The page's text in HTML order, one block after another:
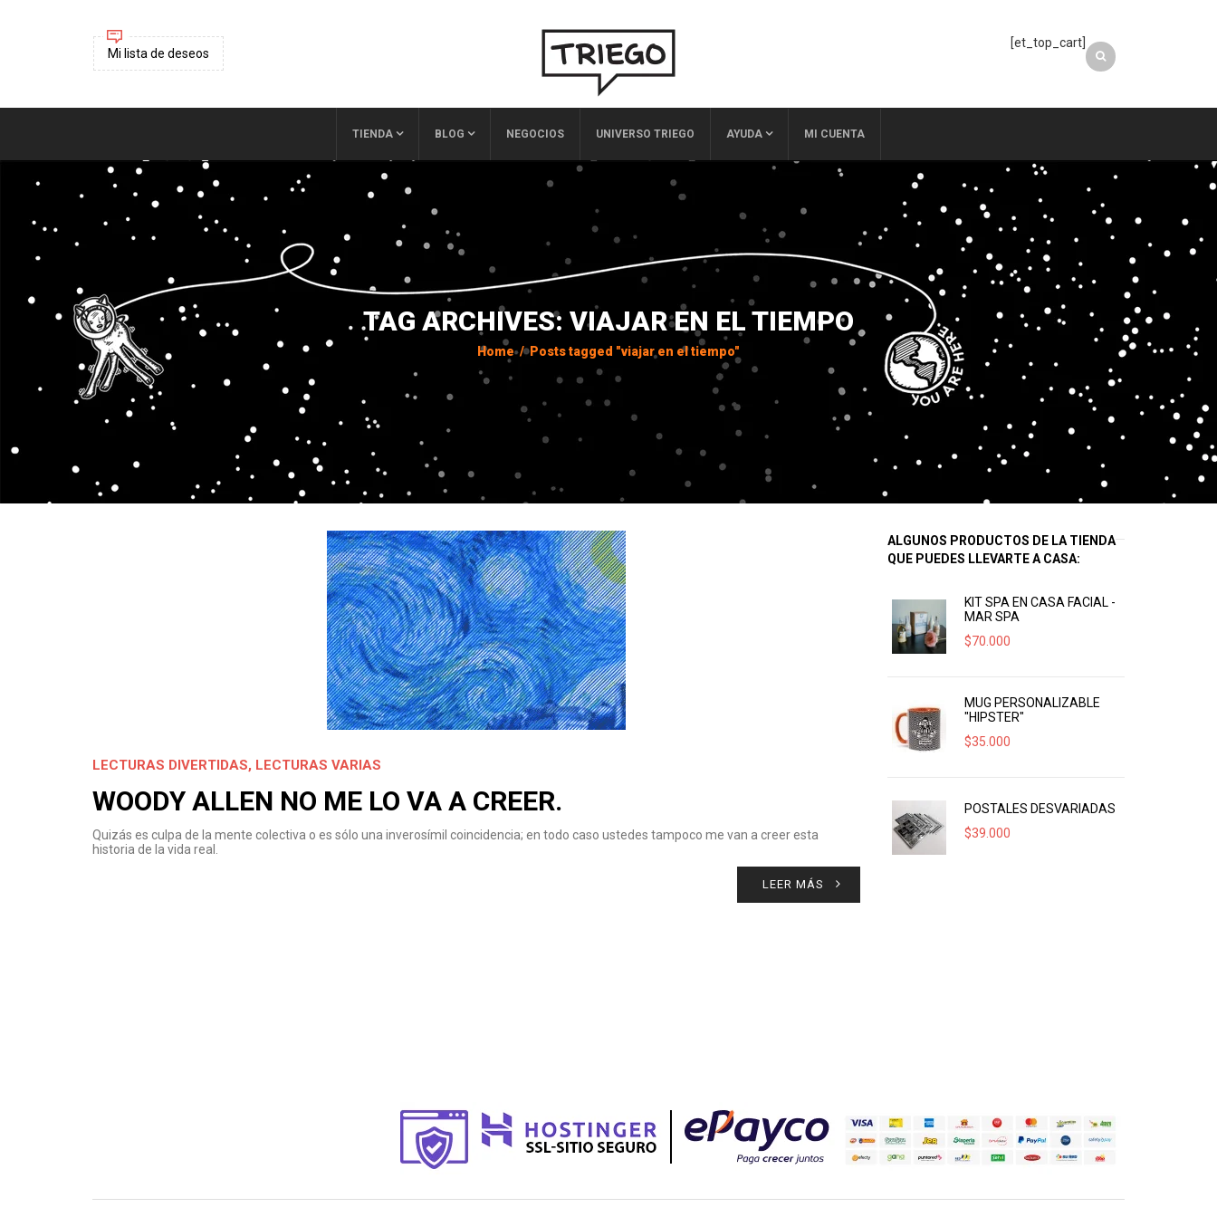
Mi lista de deseos
[et_top_cart]
TIENDA BLOG NEGOCIOS UNIVERSO TRIEGO AYUDA MI CUENTA
TAG ARCHIVES: VIAJAR EN EL TIEMPO
Home / Posts tagged "viajar en el tiempo"
LECTURAS DIVERTIDAS, LECTURAS VARIAS
WOODY ALLEN NO ME LO VA A CREER.
Quizás es culpa de la mente colectiva o es sólo una inverosímil coincidencia; en todo caso ustedes tampoco me van a creer esta
historia de la vida real.
LEER MÁS
ALGUNOS PRODUCTOS DE LA TIENDA
QUE PUEDES LLEVARTE A CASA:
KIT SPA EN CASA FACIAL -
MAR SPA
$70.000
MUG PERSONALIZABLE
"HIPSTER"
$35.000
POSTALES DESVARIADAS
$39.000